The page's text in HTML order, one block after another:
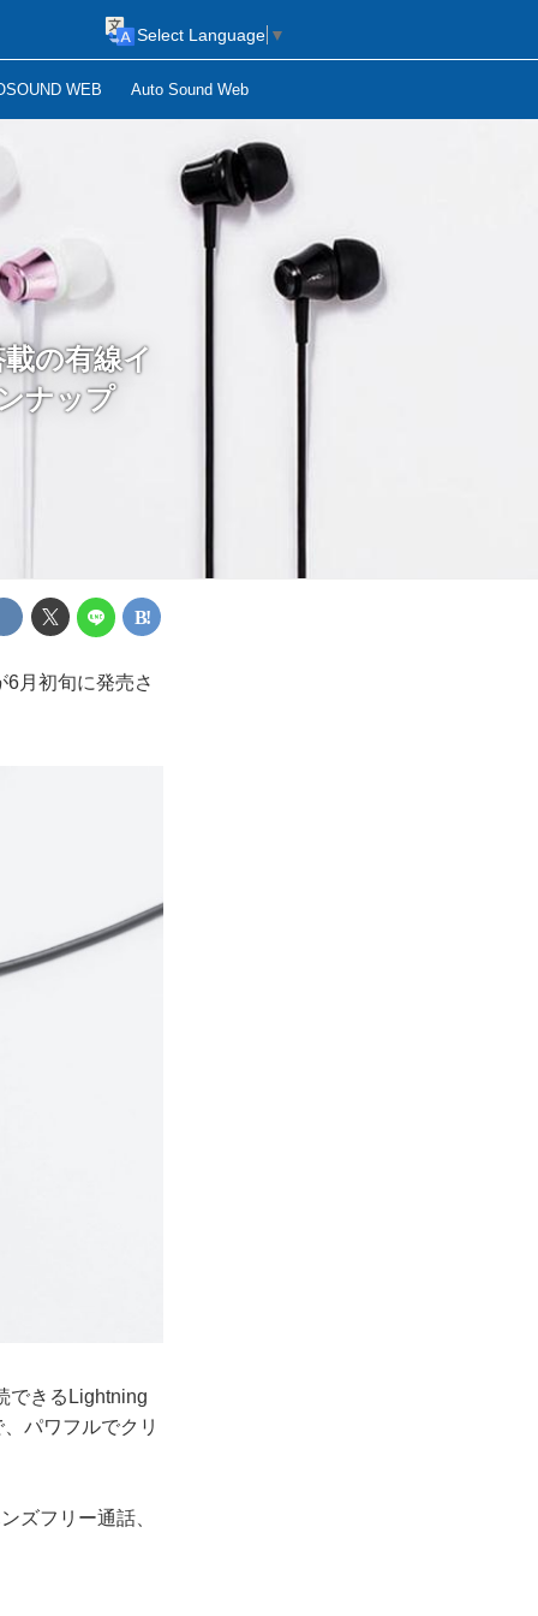
WEB Auto Sound Web
Select Language ▼
の有線イ
ナップ
月初旬に発売さ
できるLightning
パワフルでクリ
ズフリー通話、